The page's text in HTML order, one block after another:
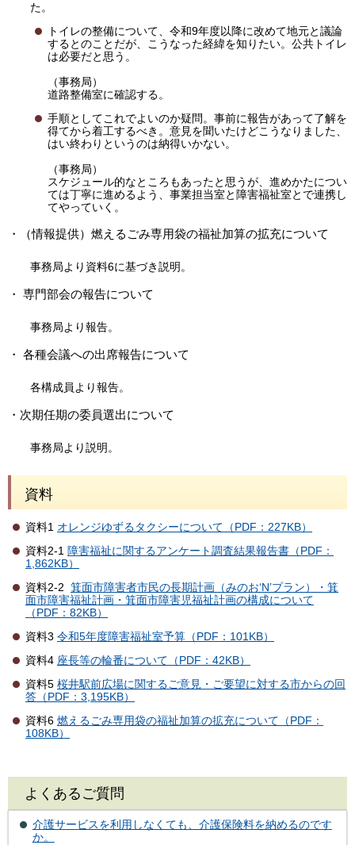
た。
トイレの整備について、令和9年度以降に改めて地元と議論
するとのことだが、こうなった経緯を知りたい。公共トイレ
は必要だと思う。
（事務局）
道路整備室に確認する。
手順としてこれでよいのか疑問。事前に報告があって了解を
得てから着工するべき。意見を聞いたけどこうなりました、
はい終わりというのは納得いかない。
（事務局）
スケジュール的なところもあったと思うが、進めかたについ
ては丁寧に進めるよう、事業担当室と障害福祉室とで連携し
てやっていく。
・（情報提供）燃えるごみ専用袋の福祉加算の拡充について
事務局より資料6に基づき説明。
・ 専門部会の報告について
事務局より報告。
・ 各種会議への出席報告について
各構成員より報告。
・次期任期の委員選出について
事務局より説明。
資料
資料1 オレンジゆずるタクシーについて（PDF：227KB）
資料2-1 障害福祉に関するアンケート調査結果報告書（PDF：
1,862KB）
資料2-2 箕面市障害者市民の長期計画（みのお‘N’プラン）・箕
面市障害福祉計画・箕面市障害児福祉計画の構成について
（PDF：82KB）
資料3 令和5年度障害福祉室予算（PDF：101KB）
資料4 座長等の輪番について（PDF：42KB）
資料5 桜井駅前広場に関するご意見・ご要望に対する市からの回
答（PDF：3,195KB）
資料6 燃えるごみ専用袋の福祉加算の拡充について（PDF：
108KB）
よくあるご質問
介護サービスを利用しなくても、介護保険料を納めるのです
か。